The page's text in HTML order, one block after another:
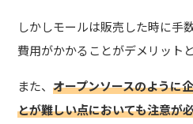
しかしモールは販売した時に手
費用がかかることがデメリット
また、オープンソースのように
とが難しい点においても注意が